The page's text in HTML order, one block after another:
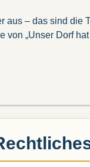
aus – das sind die
von „Unser Dorf hat